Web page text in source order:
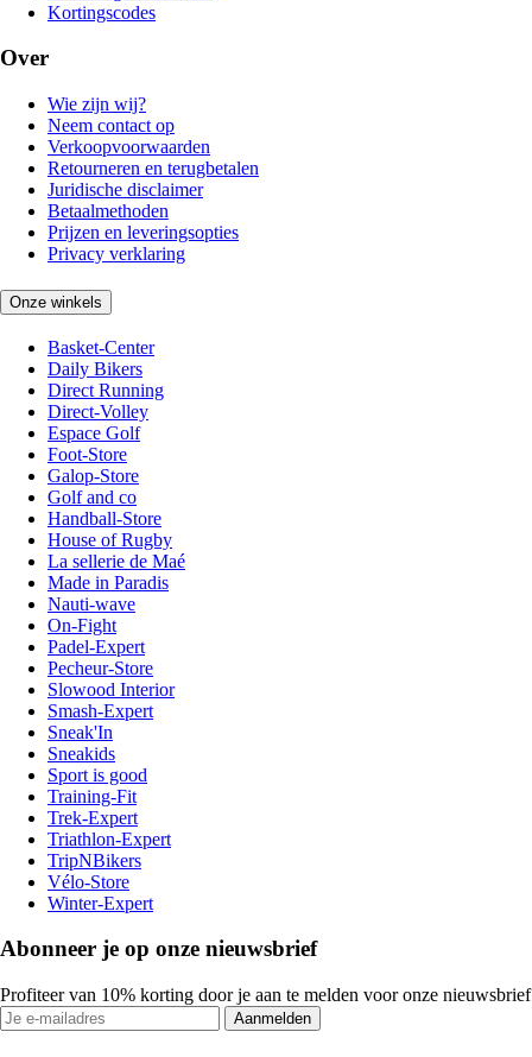
Kortingscodes
Over
Wie zijn wij?
Neem contact op
Verkoopvoorwaarden
Retourneren en terugbetalen
Juridische disclaimer
Betaalmethoden
Prijzen en leveringsopties
Privacy verklaring
Onze winkels
Basket-Center
Daily Bikers
Direct Running
Direct-Volley
Espace Golf
Foot-Store
Galop-Store
Golf and co
Handball-Store
House of Rugby
La sellerie de Maé
Made in Paradis
Nauti-wave
On-Fight
Padel-Expert
Pecheur-Store
Slowood Interior
Smash-Expert
Sneak'In
Sneakids
Sport is good
Training-Fit
Trek-Expert
Triathlon-Expert
TripNBikers
Vélo-Store
Winter-Expert
Abonneer je op onze nieuwsbrief
Profiteer van 10% korting door je aan te melden voor onze nieuwsbrief
Aanmelden